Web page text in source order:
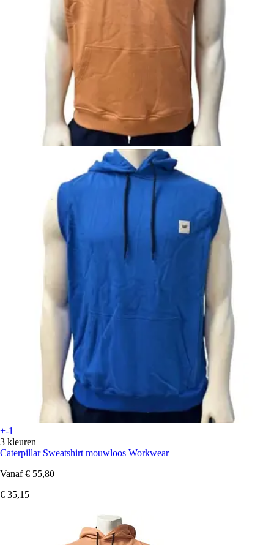
+-1
3 kleuren
Caterpillar Sweatshirt mouwloos Workwear
Vanaf € 55,80
€ 35,15